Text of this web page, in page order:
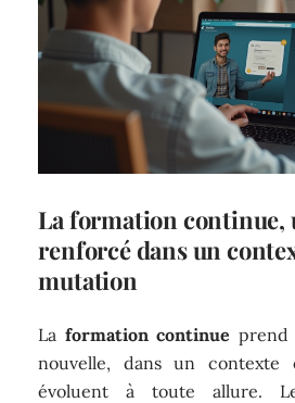
La formation continue,
renforcé dans un
mutation
La formation continue prend
nouvelle, dans un contexte
évoluent à toute allure.